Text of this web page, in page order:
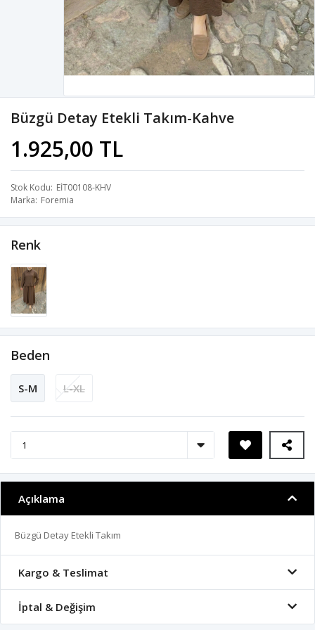
Büzgü Detay Etekli Takım-Kahve
1.925,00 TL
Stok Kodu EİT00108-KHV
Marka Foremia
Renk
Beden
S-M L-XL
Açıklama
Büzgü Detay Etekli Takım
Kargo & Teslimat
İptal & Değişim